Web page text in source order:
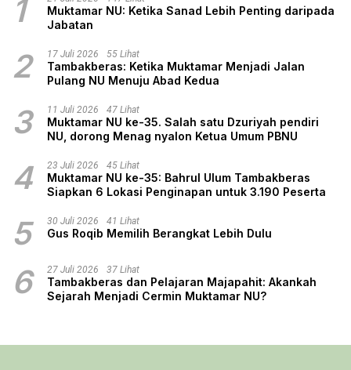
1
Muktamar NU: Ketika Sanad Lebih Penting daripada
Jabatan
2 17 Juli 2026 55 Lihat
Tambakberas: Ketika Muktamar Menjadi Jalan
Pulang NU Menuju Abad Kedua
3 11 Juli 2026 47 Lihat
Muktamar NU ke-35. Salah satu Dzuriyah pendiri
NU, dorong Menag nyalon Ketua Umum PBNU
4 23 Juli 2026 45 Lihat
Muktamar NU ke-35: Bahrul Ulum Tambakberas
Siapkan 6 Lokasi Penginapan untuk 3.190 Peserta
5 30 Juli 2026 41 Lihat
Gus Roqib Memilih Berangkat Lebih Dulu
6 27 Juli 2026 37 Lihat
Tambakberas dan Pelajaran Majapahit: Akankah
Sejarah Menjadi Cermin Muktamar NU?